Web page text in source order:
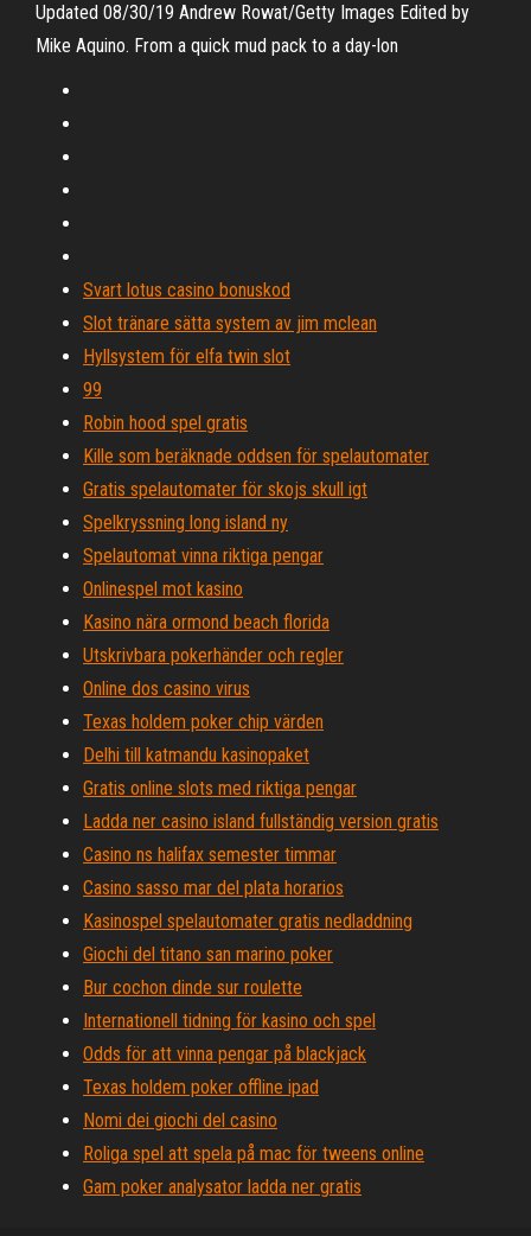
Updated 08/30/19 Andrew Rowat/Getty Images Edited by
Mike Aquino. From a quick mud pack to a day-lon
Svart lotus casino bonuskod
Slot tränare sätta system av jim mclean
Hyllsystem för elfa twin slot
99
Robin hood spel gratis
Kille som beräknade oddsen för spelautomater
Gratis spelautomater för skojs skull igt
Spelkryssning long island ny
Spelautomat vinna riktiga pengar
Onlinespel mot kasino
Kasino nära ormond beach florida
Utskrivbara pokerhänder och regler
Online dos casino virus
Texas holdem poker chip värden
Delhi till katmandu kasinopaket
Gratis online slots med riktiga pengar
Ladda ner casino island fullständig version gratis
Casino ns halifax semester timmar
Casino sasso mar del plata horarios
Kasinospel spelautomater gratis nedladdning
Giochi del titano san marino poker
Bur cochon dinde sur roulette
Internationell tidning för kasino och spel
Odds för att vinna pengar på blackjack
Texas holdem poker offline ipad
Nomi dei giochi del casino
Roliga spel att spela på mac för tweens online
Gam poker analysator ladda ner gratis